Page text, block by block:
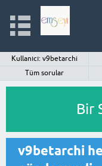
Kullanıcı: v9betarchi
Tüm sorular
Bir
v9betarchi